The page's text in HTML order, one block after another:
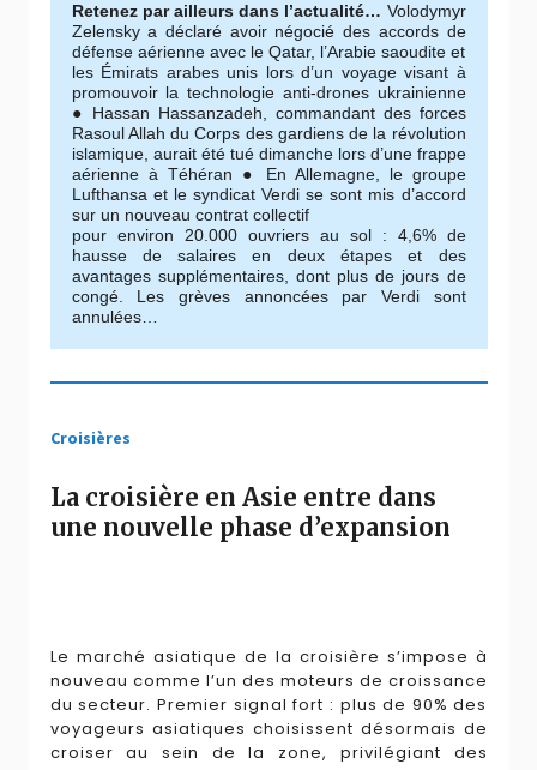
Retenez par ailleurs dans l’actualité… Volodymyr
Zelensky a déclaré avoir négocié des accords de
défense aérienne avec le Qatar, l’Arabie saoudite et
les Émirats arabes unis lors d’un voyage visant à
promouvoir la technologie anti-drones ukrainienne
● Hassan Hassanzadeh, commandant des forces
Rasoul Allah du Corps des gardiens de la révolution
islamique, aurait été tué dimanche lors d’une frappe
aérienne à Téhéran ● En Allemagne, le groupe
Lufthansa et le syndicat Verdi se sont mis d’accord
sur un nouveau contrat collectif
pour environ 20.000 ouvriers au sol : 4,6% de
hausse de salaires en deux étapes et des
avantages supplémentaires, dont plus de jours de
congé. Les grèves annoncées par Verdi sont
annulées…
Croisières
La croisière en Asie entre dans
une nouvelle phase d’expansion
Le marché asiatique de la croisière s’impose à
nouveau comme l’un des moteurs de croissance
du secteur. Premier signal fort : plus de 90% des
voyageurs asiatiques choisissent désormais de
croiser au sein de la zone, privilégiant des